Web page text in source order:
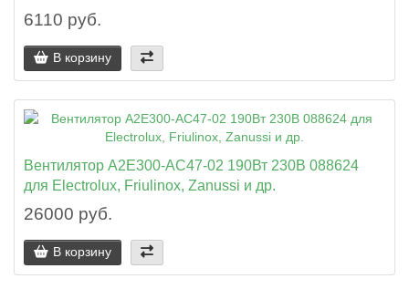
6110 руб.
В корзину
Вентилятор A2E300-AC47-02 190Вт 230В 088624
для Electrolux, Friulinox, Zanussi и др.
26000 руб.
В корзину